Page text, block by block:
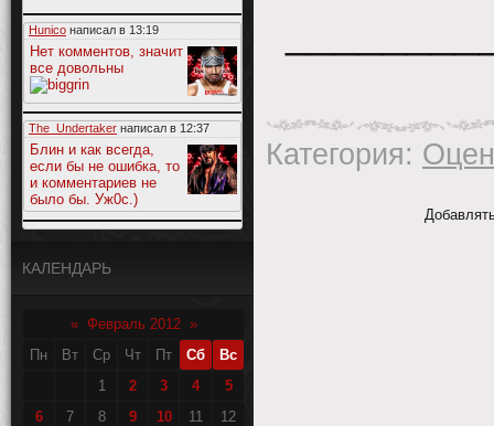
Hunico написал в 13:19
Нет комментов, значит
все довольны
The_Undertaker написал в 12:37
Блин и как всегда,
если бы не ошибка, то
и комментариев не
было бы. Уж0с.)
КАЛЕНДАРЬ
« Февраль 2012 »
Пн
Вт Ср Чт Пт Сб
Вс
1
2 3 4
5
6
7 8 9 10 11
12
Категория: